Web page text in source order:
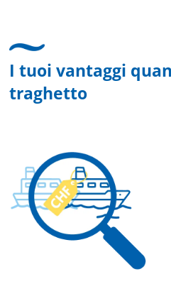
I tuoi vantaggi
traghetto